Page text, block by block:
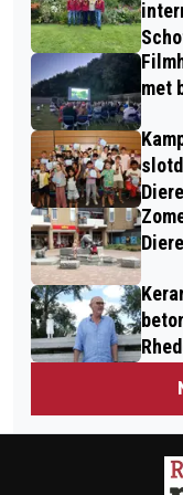
MELYNAS
met